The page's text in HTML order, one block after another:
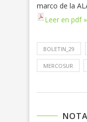
marco de la
Leer en pdf »
BOLETIN_29
MERCOSUR